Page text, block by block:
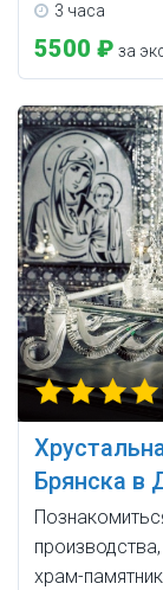
3 часа
5500 ₽ за
Брянска в
храм-